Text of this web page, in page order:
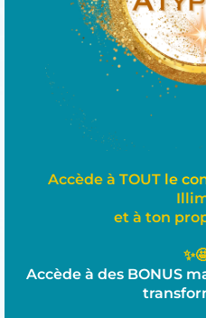
Accède à TOUTle
et à ton
Accède à des BONUS